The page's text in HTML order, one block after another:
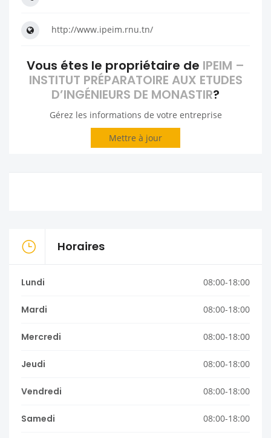
http://www.ipeim.rnu.tn/
Vous étes le propriétaire de IPEIM –
INSTITUT PRÉPARATOIRE AUX ETUDES
D’INGÉNIEURS DE MONASTIR?
Gérez les informations de votre entreprise
Mettre à jour
Horaires
Lundi 08:00-18:00
Mardi 08:00-18:00
Mercredi 08:00-18:00
Jeudi 08:00-18:00
Vendredi 08:00-18:00
Samedi 08:00-18:00